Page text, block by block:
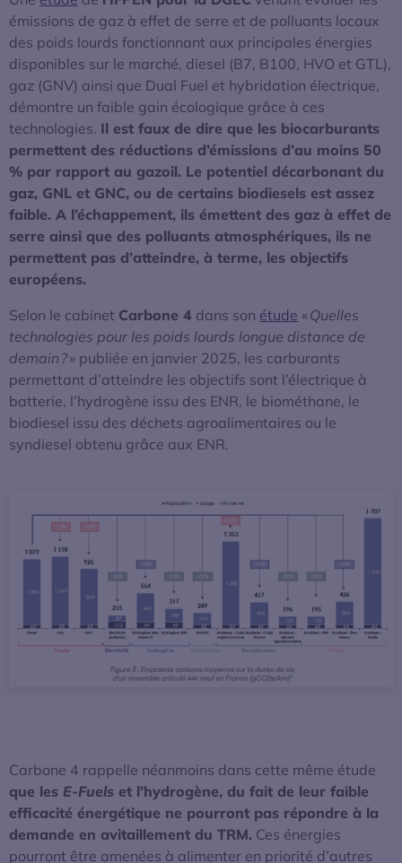
émissions de gaz à effet de serre et de polluants locaux
des poids lourds fonctionnant aux principales énergies
disponibles sur le marché, diesel (B7, B100, HVO et GTL),
gaz (GNV) ainsi que Dual Fuel et hybridation électrique,
démontre un faible gain écologique grâce à ces
technologies. Il est faux de dire que les biocarburants
permettent des réductions d’émissions d’au moins 50
% par rapport au gazoil. Le potentiel décarbonant du
gaz, GNL et GNC, ou de certains biodiesels est assez
faible. A l’échappement, ils émettent des gaz à effet de
serre ainsi que des polluants atmosphériques, ils ne
permettent pas d’atteindre, à terme, les objectifs
européens.
Selon le cabinet Carbone 4 dans son étude « Quelles
technologies pour les poids lourds longue distance de
demain ?» publiée en janvier 2025, les carburants
permettant d’atteindre les objectifs sont l’électrique à
batterie, l’hydrogène issu des ENR, le biométhane, le
biodiesel issu des déchets agroalimentaires ou le
syndiesel obtenu grâce aux ENR.
Carbone 4 rappelle néanmoins dans cette même étude
que les E-Fuels et l’hydrogène, du fait de leur faible
efficacité énergétique ne pourront pas répondre à la
demande en avitaillement du TRM. Ces énergies
pourront être amenées à alimenter en priorité d’autres